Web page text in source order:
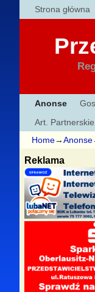
Strona główna
Anonse
Art. Partnerskie
Home→Anonse
Reklama